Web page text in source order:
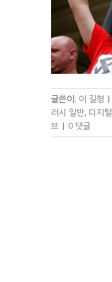
글쓴이: 이 길형 |
러시 일반, 디지
브 | 0 댓글